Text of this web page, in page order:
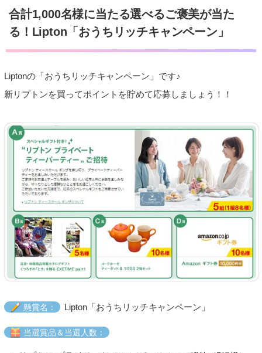
合計1,000名様に当たる選べるご褒美が当た
る！Lipton「おうちリッチキャンペーン」
Liptonの「おうちリッチキャンペーン」です♪
新リプトンを買ってポイントを貯めて応募しましょう！！
懸賞名： Lipton「おうちリッチキャンペーン」
当選賞品＆当選人数：